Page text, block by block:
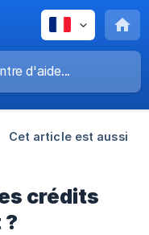
Cet article est aussi
crédits